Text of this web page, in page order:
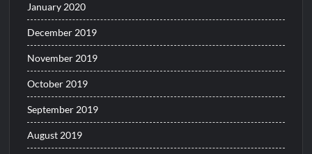
January 2020
December 2019
November 2019
October 2019
September 2019
August 2019